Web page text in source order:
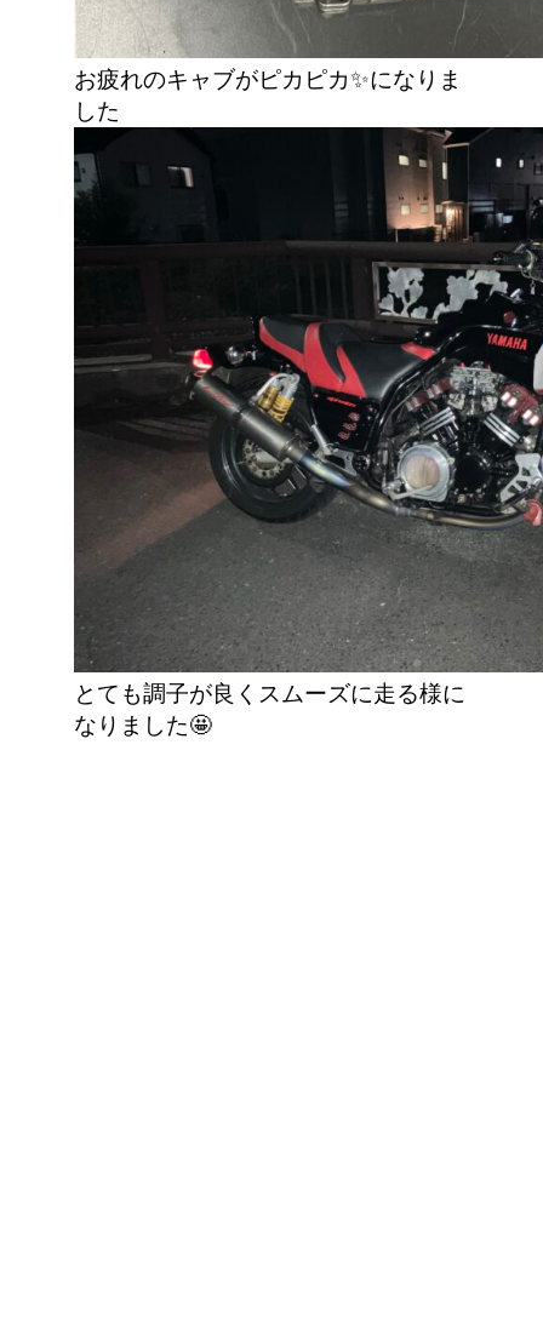
お疲れのキャブがピカピカ✨になりま
した
とても調子が良くスムーズに走る様に
なりました🤩